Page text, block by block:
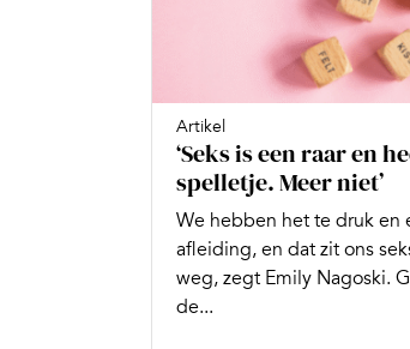
Artikel
‘Seks is een raar en
spelletje. Meer niet’
We hebben het te druk en
afleiding, en dat zit ons
weg, zegt Emily Nagoski.
de...